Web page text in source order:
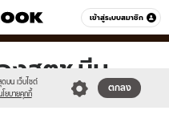
เข้าสู่ระบบสมาชิก
หมวดอื่นๆ
ดบน เว็บไซต์
โยบายคุกกี้
ตกลง
งสตช.นีบ